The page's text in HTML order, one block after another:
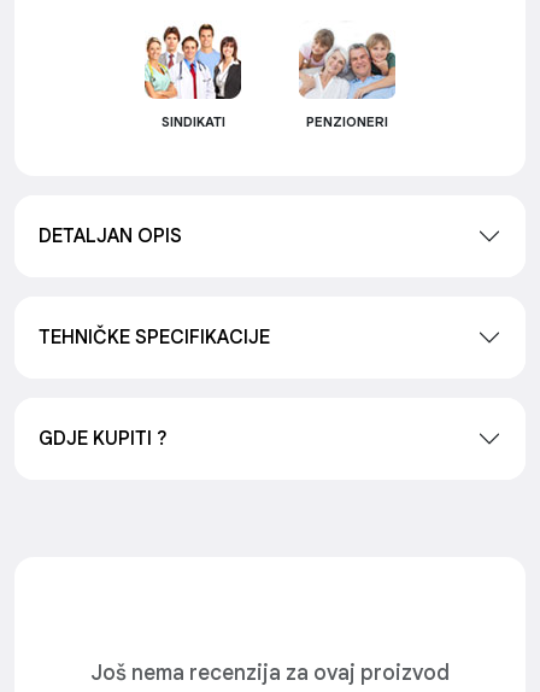
SINDIKATI PENZIONERI
DETALJAN OPIS
TEHNIČKE SPECIFIKACIJE
GDJE KUPITI ?
Još nema recenzija za ovaj proizvod